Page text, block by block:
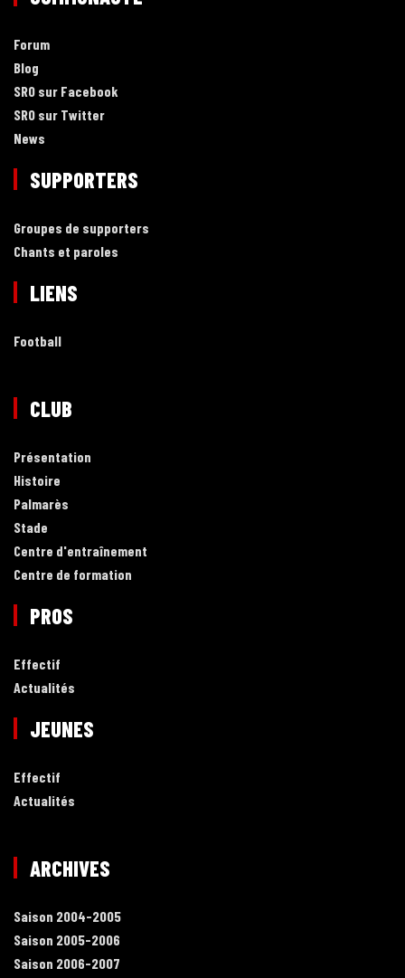
Forum
Blog
SRO sur Facebook
SRO sur Twitter
News
SUPPORTERS
Groupes de supporters
Chants et paroles
LIENS
Football
CLUB
Présentation
Histoire
Palmarès
Stade
Centre d'entraînement
Centre de formation
PROS
Effectif
Actualités
JEUNES
Effectif
Actualités
ARCHIVES
Saison 2004-2005
Saison 2005-2006
Saison 2006-2007